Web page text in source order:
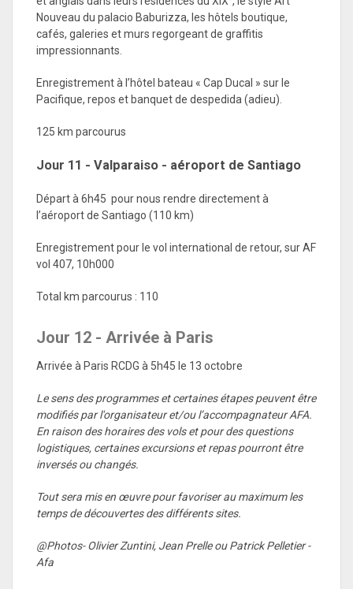
Nouveau du palacio Baburizza, les hôtels boutique,
cafés, galeries et murs regorgeant de graffitis
impressionnants.
Enregistrement à l’hôtel bateau « Cap Ducal » sur le
Pacifique, repos et banquet de despedida (adieu).
125 km parcourus
Jour 11 - Valparaiso - aéroport de Santiago
Départ à 6h45 pour nous rendre directement à
l’aéroport de Santiago (110 km)
Enregistrement pour le vol international de retour, sur AF
vol 407, 10h000
Total km parcourus : 110
Jour 12 - Arrivée à Paris
Arrivée à Paris RCDG à 5h45 le 13 octobre
Le sens des programmes et certaines étapes peuvent être
modifiés par l'organisateur et/ou l’accompagnateur AFA.
En raison des horaires des vols et pour des questions
logistiques, certaines excursions et repas pourront être
inversés ou changés.
Tout sera mis en œuvre pour favoriser au maximum les
temps de découvertes des différents sites.
@Photos- Olivier Zuntini, Jean Prelle ou Patrick Pelletier -
Afa